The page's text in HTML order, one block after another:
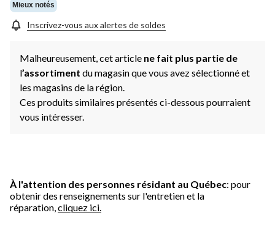
Mieux notés
Inscrivez-vous aux alertes de soldes
Malheureusement, cet article ne fait plus partie de
l’assortiment du magasin que vous avez sélectionné et
les magasins de la région.
Ces produits similaires présentés ci-dessous pourraient
vous intéresser.
À l'attention des personnes résidant au Québec: pour
obtenir des renseignements sur l'entretien et la
réparation, cliquez ici.